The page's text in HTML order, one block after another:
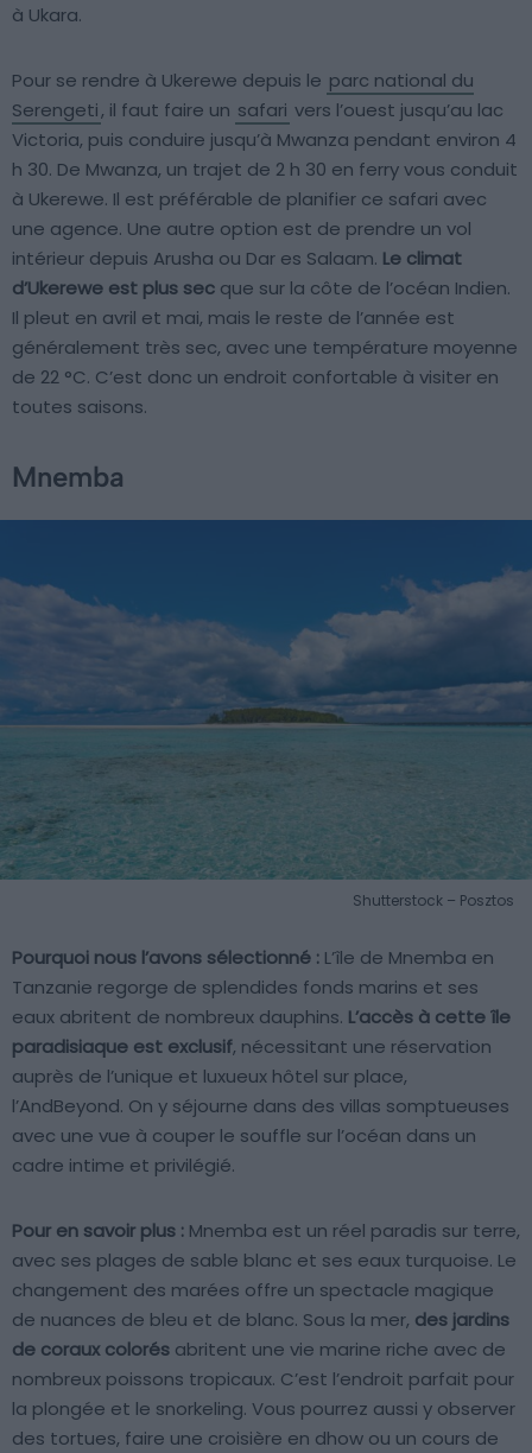
à Ukara.
Pour se rendre à Ukerewe depuis le parc national du
Serengeti, il faut faire un safari vers l’ouest jusqu’au lac
Victoria, puis conduire jusqu’à Mwanza pendant environ 4
h 30. De Mwanza, un trajet de 2 h 30 en ferry vous conduit
à Ukerewe. Il est préférable de planifier ce safari avec
une agence. Une autre option est de prendre un vol
intérieur depuis Arusha ou Dar es Salaam. Le climat
d’Ukerewe est plus sec que sur la côte de l’océan Indien.
Il pleut en avril et mai, mais le reste de l’année est
généralement très sec, avec une température moyenne
de 22 °C. C’est donc un endroit confortable à visiter en
toutes saisons.
Mnemba
Shutterstock – Posztos
Pourquoi nous l’avons sélectionné : L’île de Mnemba en
Tanzanie regorge de splendides fonds marins et ses
eaux abritent de nombreux dauphins. L’accès à cette île
paradisiaque est exclusif, nécessitant une réservation
auprès de l’unique et luxueux hôtel sur place,
l’AndBeyond. On y séjourne dans des villas somptueuses
avec une vue à couper le souffle sur l’océan dans un
cadre intime et privilégié.
Pour en savoir plus : Mnemba est un réel paradis sur terre,
avec ses plages de sable blanc et ses eaux turquoise. Le
changement des marées offre un spectacle magique
de nuances de bleu et de blanc. Sous la mer, des jardins
de coraux colorés abritent une vie marine riche avec de
nombreux poissons tropicaux. C’est l’endroit parfait pour
la plongée et le snorkeling. Vous pourrez aussi y observer
des tortues, faire une croisière en dhow ou un cours de